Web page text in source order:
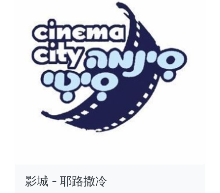
影城 - 耶路撒冷